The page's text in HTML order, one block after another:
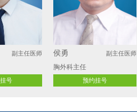
副主任医师
号
侯勇 副主任医师
胸外科主任
预约挂号